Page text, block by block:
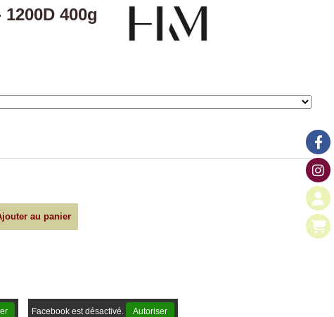
400g
au panier
Facebook est désactivé. Autoriser